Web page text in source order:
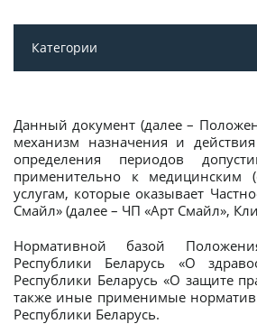
Категории
Данный документ (далее –
механизм назначения и
определения периодов
применительно к медицинским
услугам, которые оказывает
Смайл» (далее – ЧП «Арт Смайл»,
Нормативной базой
Республики Беларусь «О
Республики Беларусь «О защите
также иные применимые
Республики Беларусь.